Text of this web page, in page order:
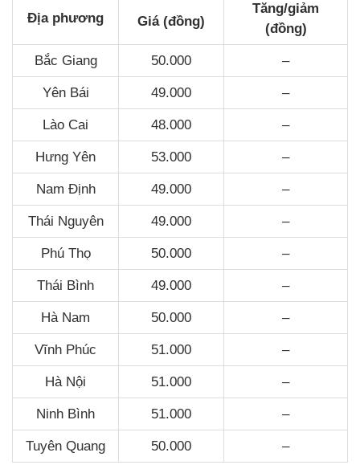
Địa phương Giá (đồng)
Tăng/giảm
(đồng)
Bắc Giang 50.000 –
Yên Bái 49.000 –
Lào Cai 48.000 –
Hưng Yên 53.000 –
Nam Định 49.000 –
Thái Nguyên 49.000 –
Phú Thọ 50.000 –
Thái Bình 49.000 –
Hà Nam 50.000 –
Vĩnh Phúc 51.000 –
Hà Nội 51.000 –
Ninh Bình 51.000 –
Tuyên Quang 50.000 –